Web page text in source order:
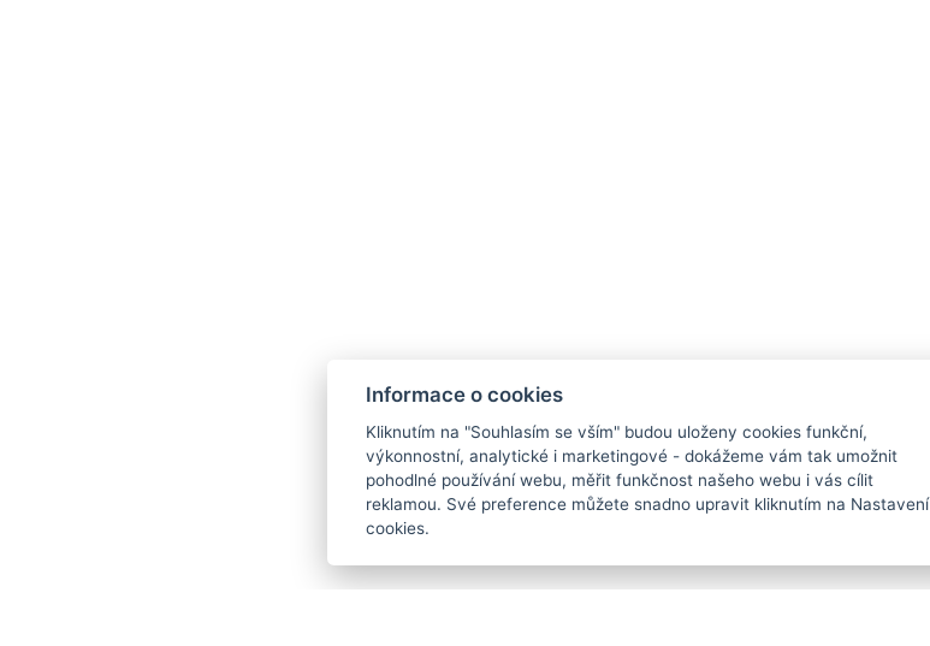
Informace o cookies
Kliknutím na "Souhlasím se vším" budou uloženy cookies funkční,
výkonnostní, analytické i marketingové - dokážeme vám tak umožnit
pohodlné používání webu, měřit funkčnost našeho webu i vás cílit
reklamou. Své preference můžete snadno upravit kliknutím na Nastavení
cookies.